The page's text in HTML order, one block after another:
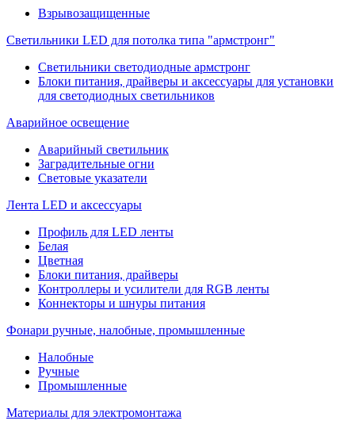
Взрывозащищенные
Светильники LED для потолка типа "армстронг"
Светильники светодиодные армстронг
Блоки питания, драйверы и аксессуары для установки
для светодиодных светильников
Аварийное освещение
Аварийный светильник
Заградительные огни
Световые указатели
Лента LED и аксессуары
Профиль для LED ленты
Белая
Цветная
Блоки питания, драйверы
Контроллеры и усилители для RGB ленты
Коннекторы и шнуры питания
Фонари ручные, налобные, промышленные
Налобные
Ручные
Промышленные
Материалы для электромонтажа